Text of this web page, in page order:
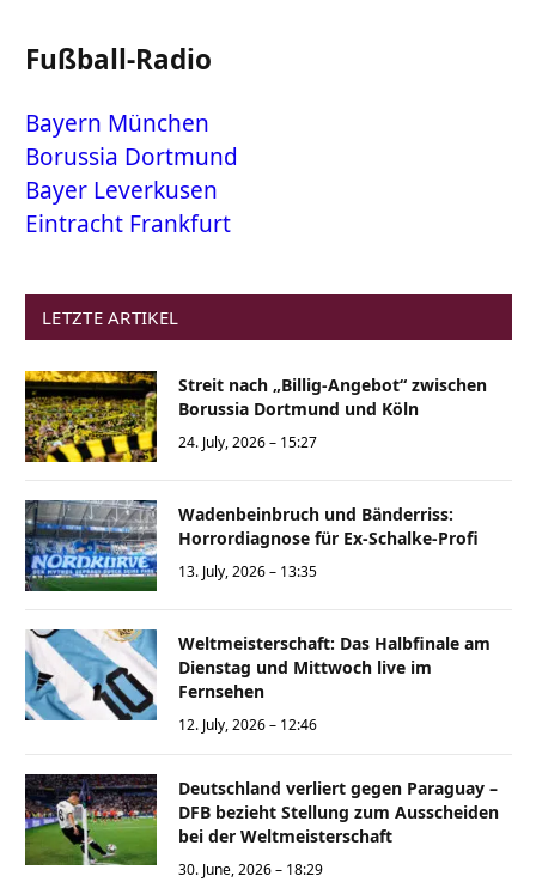
Fußball-Radio
Bayern München
Borussia Dortmund
Bayer Leverkusen
Eintracht Frankfurt
LETZTE ARTIKEL
Streit nach „Billig-Angebot“ zwischen
Borussia Dortmund und Köln
24. July, 2026 – 15:27
Wadenbeinbruch und Bänderriss:
Horrordiagnose für Ex-Schalke-Profi
13. July, 2026 – 13:35
Weltmeisterschaft: Das Halbfinale am
Dienstag und Mittwoch live im
Fernsehen
12. July, 2026 – 12:46
Deutschland verliert gegen Paraguay –
DFB bezieht Stellung zum Ausscheiden
bei der Weltmeisterschaft
30. June, 2026 – 18:29